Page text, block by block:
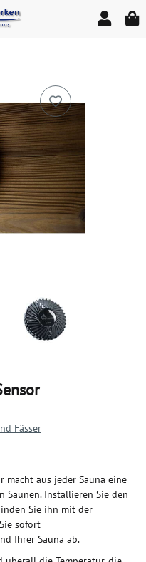
Fässer
macht aus jeder Sauna eine
Saunen. Installieren Sie den
Sie ihn mit der
sofort
Ihrer Sauna ab.